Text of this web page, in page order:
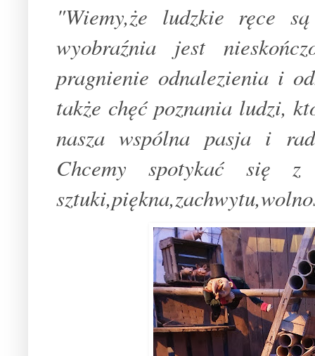
"Wiemy,że ludzkie ręce
wyobraźnia jest
pragnienie odnalezienia i
także chęć poznania ludzi,
nasza wspólna pasja i
Chcemy spotykać się